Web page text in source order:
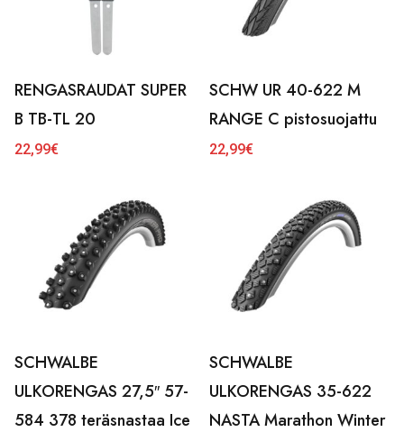
RENGASRAUDAT SUPER
B TB-TL 20
22,99€
SCHW UR 40-622 M
RANGE C pistosuojattu
22,99€
SCHWALBE
ULKORENGAS 27,5″ 57-
584 378 teräsnastaa Ice
SCHWALBE
ULKORENGAS 35-622
NASTA Marathon Winter